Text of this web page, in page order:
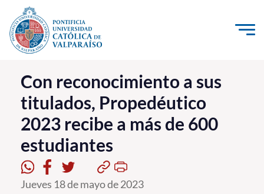
Click acá para ir directamente al contenido
La Universidad
Investigación, Creación e Innovación
PUCV Internacional
Vinculación con el Medio
Admisión
Con reconocimiento a sus
titulados, Propedéutico
2023 recibe a más de 600
estudiantes
Jueves 18 de mayo de 2023